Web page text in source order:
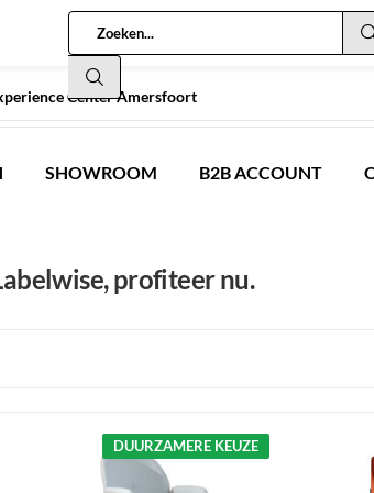
Center Amersfoort
SHOWROOM B2B ACCOUNT
profiteer nu.
DUURZAMERE KEUZE